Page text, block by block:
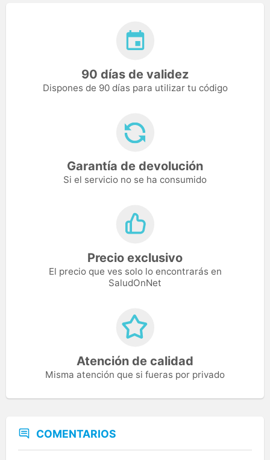
90 días de validez
Dispones de 90 días para utilizar tu código
Garantía de devolución
Si el servicio no se ha consumido
Precio exclusivo
El precio que ves solo lo encontrarás en
SaludOnNet
Atención de calidad
Misma atención que si fueras por privado
COMENTARIOS